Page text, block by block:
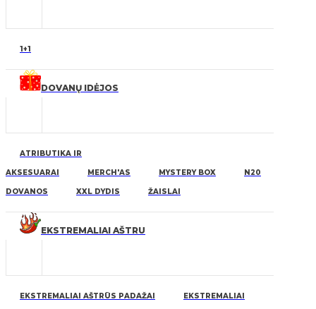
1+1
DOVANŲ IDĖJOS
ATRIBUTIKA IR
AKSESUARAI MERCH'AS MYSTERY BOX N20
DOVANOS XXL DYDIS ŽAISLAI
EKSTREMALIAI AŠTRU
EKSTREMALIAI AŠTRŪS PADAŽAI EKSTREMALIAI